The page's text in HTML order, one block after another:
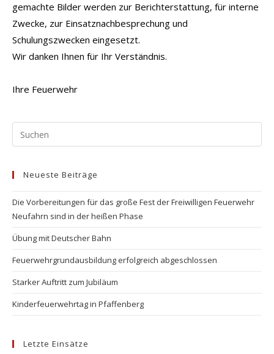
gemachte Bilder werden zur Berichterstattung, für interne
Zwecke, zur Einsatznachbesprechung und
Schulungszwecken eingesetzt.
Wir danken Ihnen für Ihr Verständnis.
Ihre Feuerwehr
Neueste Beiträge
Die Vorbereitungen für das große Fest der Freiwilligen Feuerwehr
Neufahrn sind in der heißen Phase
Übung mit Deutscher Bahn
Feuerwehrgrundausbildung erfolgreich abgeschlossen
Starker Auftritt zum Jubiläum
Kinderfeuerwehrtag in Pfaffenberg
Letzte Einsätze